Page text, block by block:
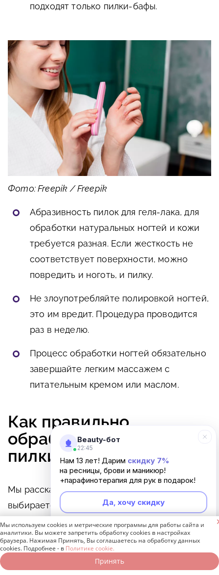
подходят только пилки-бафы.
Фото: Freepik / Freepik
Абразивность пилок для геля-лака, для
обработки натуральных ногтей и кожи
требуется разная. Если жесткость не
соответствует поверхности, можно
повредить и ноготь, и пилку.
Не злоупотребляйте полировкой ногтей,
это им вредит. Процедура проводится
раз в неделю.
Процесс обработки ногтей обязательно
завершайте легким массажем с
питательным кремом или маслом.
Как правильно
обрабатывать и хранить
пилки
Мы рассказали, по какому принципу
выбирается абразивность пилки для
искусственных ногтей, натуральных, крепких
и ломких.
Beauty-бот
22:45
Нам 13 лет! Дарим скидку 7%
на ресницы, брови и маникюр!
+парафинотерапия для рук в подарок!
Да, хочу скидку
Неинтересно
Мы используем cookies и метрические программы для работы сайта и
аналитики. Вы можете запретить обработку cookies в настройках
браузера. Нажимая Принять, Вы соглашаетесь на обработку данных
cookies. Подробнее - в Политике cookie.
Принять